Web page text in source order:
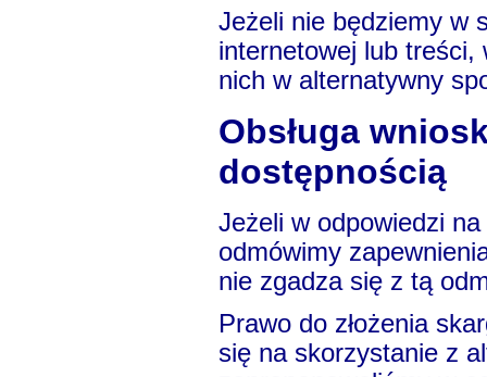
Jeżeli nie będziemy w
internetowej lub treści,
nich w alternatywny
Obsługa
dostępnością
Jeżeli w odpowiedzi
odmówimy
nie zgadza się z tą
Prawo do złożenia
się na skorzystanie z